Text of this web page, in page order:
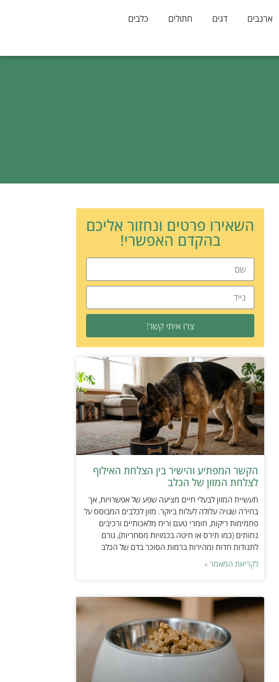
ארנבים דגים חתולים
כלבים
השאירו פרטים ונחזור אליכם
בהקדם האפשרי!
צרו איתי קשר!
הקשר המפתיע והישיר בין הצלחת האילוף
לצלחת המזון של הכלב
תעשיית המזון לבעלי חיים מציעה שפע של אפשרויות, אך
בחירה שגויה עלולה לעלות ביוקר. מזון לכלבים המבוסס על
פחמימות ריקות, חומרי טעם וריח מלאכותיים ורכיבים
נחותים (כמו תירס או חיטה בכמויות מסחריות), גורם
לתנודות חדות ומהירות ברמות הסוכר בדם של הכלב
לקריאת המאמר »